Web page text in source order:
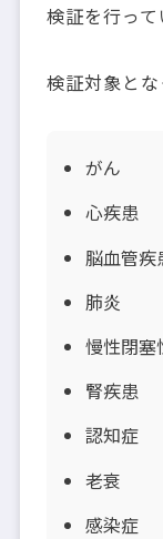
検証を行って
検証対象とな
がん
心疾患
脳血管疾
肺炎
慢性閉塞
腎疾患
認知症
老衰
感染症